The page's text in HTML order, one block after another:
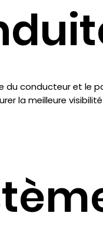
du conducteur et le
la meilleure